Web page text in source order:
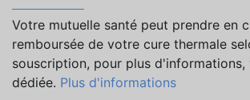
Votre mutuelle santé peut prendre en
remboursée de votre cure thermale
souscription, pour plus
dédiée. Plus d'informations